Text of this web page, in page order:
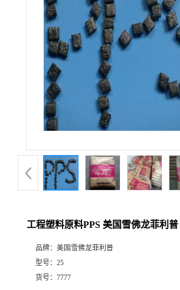
工程塑料原料PPS 美国雪佛龙菲利
品牌： 美国雪佛龙菲利普
型号： 25
货号： 7777